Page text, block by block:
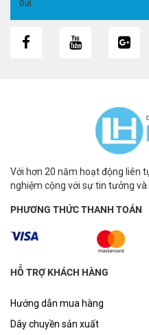
Với hơn 20 năm hoạt động liên
nghiệm cộng với sự tin tưởng và
PHƯƠNG THỨC THANH TOÁN
HỖ TRỢ KHÁCH HÀNG
Hướng dẫn mua hàng
Dây chuyền sản xuất